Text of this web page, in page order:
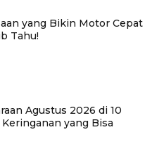
yang Bikin Motor Cepat
Tahu!
Agustus 2026 di 10
yang Bisa